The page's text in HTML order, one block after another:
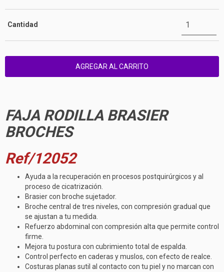
Cantidad
FAJA RODILLA BRASIER
BROCHES
Ref/12052
Ayuda a la recuperación en procesos postquirúrgicos y al
proceso de cicatrización.
Brasier con broche sujetador.
Broche central de tres niveles, con compresión gradual que
se ajustan a tu medida.
Refuerzo abdominal con compresión alta que permite control
firme.
Mejora tu postura con cubrimiento total de espalda.
Control perfecto en caderas y muslos, con efecto de realce.
Costuras planas sutil al contacto con tu piel y no marcan con